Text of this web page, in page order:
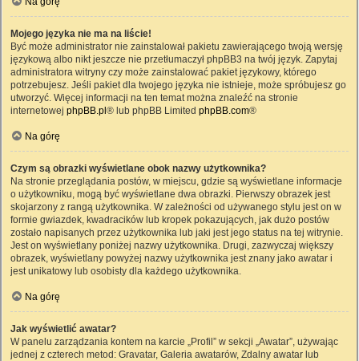
Mojego języka nie ma na liście!
Być może administrator nie zainstalował pakietu zawierającego twoją wersję
językową albo nikt jeszcze nie przetłumaczył phpBB3 na twój język. Zapytaj
administratora witryny czy może zainstalować pakiet językowy, którego
potrzebujesz. Jeśli pakiet dla twojego języka nie istnieje, może spróbujesz go
utworzyć. Więcej informacji na ten temat można znaleźć na stronie
internetowej phpBB.pl ® lub phpBB Limited phpBB.com®
Na górę
Czym są obrazki wyświetlane obok nazwy użytkownika?
Na stronie przeglądania postów, w miejscu, gdzie są wyświetlane informacje
o użytkowniku, mogą być wyświetlane dwa obrazki. Pierwszy obrazek jest
skojarzony z rangą użytkownika. W zależności od używanego stylu jest on w
formie gwiazdek, kwadracików lub kropek pokazujących, jak dużo postów
zostało napisanych przez użytkownika lub jaki jest jego status na tej witrynie.
Jest on wyświetlany poniżej nazwy użytkownika. Drugi, zazwyczaj większy
obrazek, wyświetlany powyżej nazwy użytkownika jest znany jako awatar i
jest unikatowy lub osobisty dla każdego użytkownika.
Na górę
Jak wyświetlić awatar?
W panelu zarządzania kontem na karcie „Profil” w sekcji „Awatar”, używając
jednej z czterech metod: Gravatar, Galeria awatarów, Zdalny awatar lub